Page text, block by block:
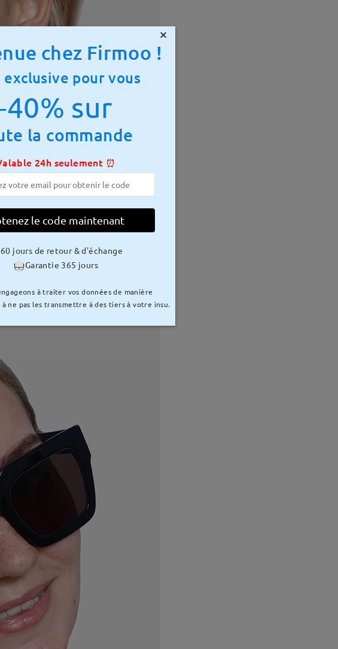
×
chez Firmoo !
pour vous
40% sur
la commande
24h seulement ⏰
le code maintenant
60 jours de retour & d'échange
Garantie 365 jours
à traiter vos données de manière
ne pas les transmettre à des tiers à votre insu.